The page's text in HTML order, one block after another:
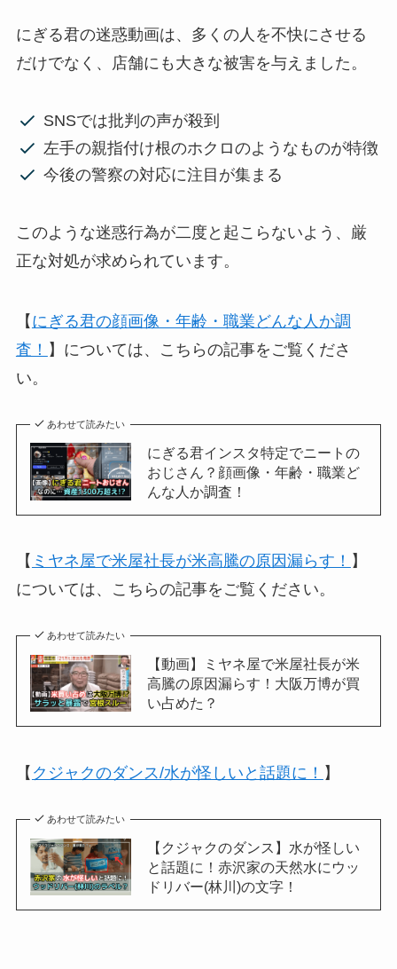
にぎる君の迷惑動画は、多くの人を不快にさせる
だけでなく、店舗にも大きな被害を与えました。
SNSでは批判の声が殺到
左手の親指付け根のホクロのようなものが特徴
今後の警察の対応に注目が集まる
このような迷惑行為が二度と起こらないよう、厳
正な対処が求められています。
【 にぎる君の顔画像・年齢・職業どんな人か調
査！ 】については、こちらの記事をご覧くださ
い。
あわせて読みたい
にぎる君インスタ特定でニートの
おじさん？顔画像・年齢・職業ど
んな人か調査！
【 ミヤネ屋で米屋社長が米高騰の原因漏らす！ 】
については、こちらの記事をご覧ください。
あわせて読みたい
【動画】ミヤネ屋で米屋社長が米
高騰の原因漏らす！大阪万博が買
い占めた？
【 クジャクのダンス/水が怪しいと話題に！ 】
あわせて読みたい
【クジャクのダンス】水が怪しい
と話題に！赤沢家の天然水にウッ
ドリバー(林川)の文字！